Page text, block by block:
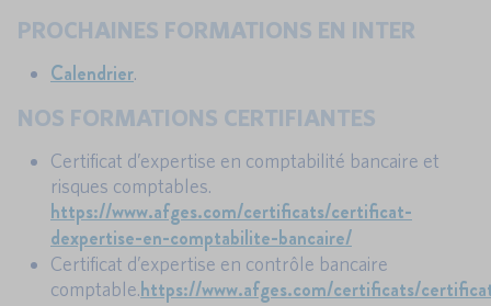
PROCHAINES FORMATIONS EN INTER
Calendrier.
NOS FORMATIONS CERTIFIANTES
Certificat d’expertise en comptabilité bancaire et
risques comptables.
https://www.afges.com/certificats/certificat-
dexpertise-en-comptabilite-bancaire/
Certificat d’expertise en contrôle bancaire
comptable.https://www.afges.com/certificats/